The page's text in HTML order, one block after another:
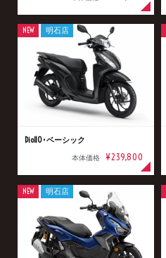
Dio110･ベーシック
本体価格 ¥239,800
NEW 明石店
NEW 明石店